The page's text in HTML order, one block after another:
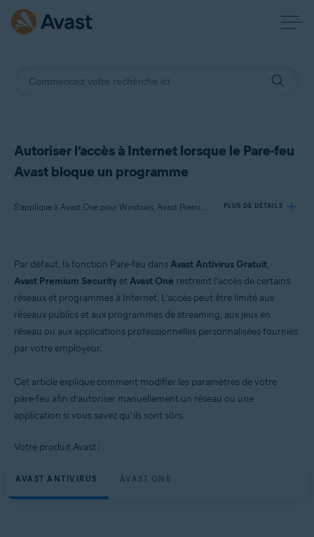
Autoriser l’accès à Internet lorsque le Pare-feu
Avast bloque un programme
S’applique à Avast One pour Windows, Avast Premium Security pour Windows, Avast Antivirus Gratuit pour Windows PLUS DE DÉTAILS
Produits:
Avast One 23.x pour Windows
Avast Antivirus Gratuit 23.x pour Windows
Systèmes d'exploitation:
Microsoft Windows 11 Famille/Pro/Entreprise/Éducation
Microsoft Windows 8.1/Professionnel/Entreprise (32/64 bits)
Microsoft Windows 7 Édition Familiale Basique/Édition Familiale
Premium/Professionnel/Entreprise/Édition Intégrale - Service Pack 1
Par défaut, la fonction Pare-feu dansAvast Antivirus Gratuit,
Avast Premium Security etAvast One restreint l’accès de certains
réseaux et programmes à Internet. L’accès peut être limité aux
réseaux publics et aux programmes de streaming, aux jeux en
réseau ou aux applications professionnelles personnalisées fournies
par votre employeur.
Cet article explique comment modifier les paramètres de votre
pare-feu afin d’autoriser manuellement un réseau ou une
application si vous savez qu’ils sont sûrs.
Votre produit Avast :
AVAST ANTIVIRUS AVAST ONE